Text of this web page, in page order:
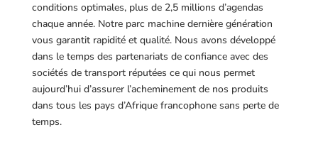
conditions optimales, plus de 2,5 millions d’agendas
chaque année. Notre parc machine dernière génération
vous garantit rapidité et qualité. Nous avons développé
dans le temps des partenariats de confiance avec des
sociétés de transport réputées ce qui nous permet
aujourd’hui d’assurer l’acheminement de nos produits
dans tous les pays d’Afrique francophone sans perte de
temps.